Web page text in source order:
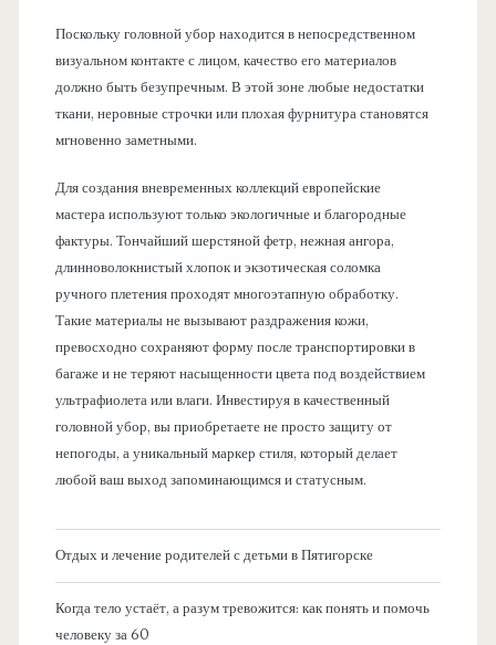
Поскольку головной убор находится в непосредственном
визуальном контакте с лицом, качество его материалов
должно быть безупречным. В этой зоне любые недостатки
ткани, неровные строчки или плохая фурнитура становятся
мгновенно заметными.
Для создания вневременных коллекций европейские
мастера используют только экологичные и благородные
фактуры. Тончайший шерстяной фетр, нежная ангора,
длинноволокнистый хлопок и экзотическая соломка
ручного плетения проходят многоэтапную обработку.
Такие материалы не вызывают раздражения кожи,
превосходно сохраняют форму после транспортировки в
багаже и не теряют насыщенности цвета под воздействием
ультрафиолета или влаги. Инвестируя в качественный
головной убор, вы приобретаете не просто защиту от
непогоды, а уникальный маркер стиля, который делает
любой ваш выход запоминающимся и статусным.
Отдых и лечение родителей с детьми в Пятигорске
Когда тело устаёт, а разум тревожится: как понять и помочь
человеку за 60